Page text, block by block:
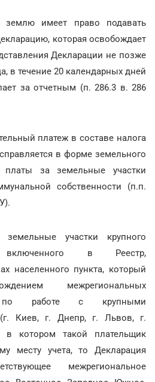
имеет право подавать
которая освобождает
Декларации не позже
в течение 20 календарных дней
за отчетным (п. 286.3 в. 286
платеж в составе налога
в форме земельного
за земельные участки
собственности (п.п.
участки крупного
включенного в Реестр,
населенного пункта, который
межрегиональных
работе с крупными
(г. Киев, г. Днепр, г. Львов, г.
котором такой плательщик
месту учета, то Декларация
межрегиональное